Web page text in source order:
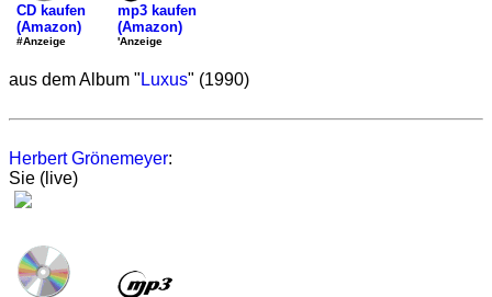
CD kaufen
(Amazon)
#Anzeige
mp3 kaufen
(Amazon)
'Anzeige
aus dem Album " Luxus" (1990)
Herbert Grönemeyer:
Sie (live)